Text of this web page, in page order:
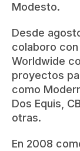
Modesto.
Desde
colaboro
Worldwide
proyectos
como
Dos Equis,
otras.
En 2008